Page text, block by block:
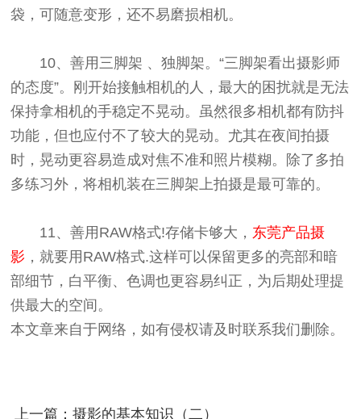
袋，可随意变形，还不易磨损相机。
10、善用三脚架 、独脚架。“三脚架看出摄影师
的态度”。刚开始接触相机的人，最大的困扰就是无法
保持拿相机的手稳定不晃动。虽然很多相机都有防抖
功能，但也应付不了较大的晃动。尤其在夜间拍摄
时，晃动更容易造成对焦不准和照片模糊。除了多拍
多练习外，将相机装在三脚架上拍摄是最可靠的。
11、善用RAW格式!存储卡够大， 东莞产品摄
影 ，就要用RAW格式.这样可以保留更多的亮部和暗
部细节，白平衡、色调也更容易纠正，为后期处理提
供最大的空间。
本文章来自于网络，如有侵权请及时联系我们删除。
上一篇：摄影的基本知识（二）